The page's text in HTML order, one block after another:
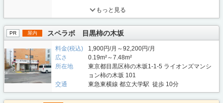
もっと見る
PR 屋内 スペラボ 目黒柿の木坂
料金(税込)
1,900円/月～92,200円/月
広さ
0.19m²～7.48m²
所在地
東京都目黒区柿の木坂1-1-5 ライオンズマンシ
ョン柿の木坂 101
交通
東急東横線 都立大学駅 徒歩 10分